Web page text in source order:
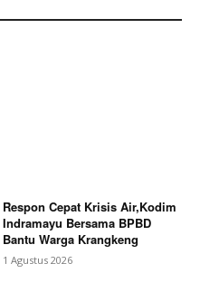
Respon Cepat Krisis Air,Kodim
Indramayu Bersama BPBD
Bantu Warga Krangkeng
1 Agustus 2026